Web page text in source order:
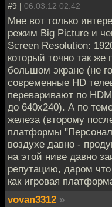
#9 | 06.03.12 02:42
Мне вот только
режим Big Picture и
Screen Resolution:
который точно так же
большом экране (не
современные HD
переваривают по
до 640х240). А по
железа (второму
платформы
воздухе давно -
на этой ниве давно
репутацию, даром
как игровая
vovan3312 »